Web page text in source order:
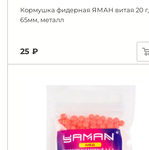
Кормушка фидерная ЯМАН витая 20 г,
65мм, металл
25 ₽